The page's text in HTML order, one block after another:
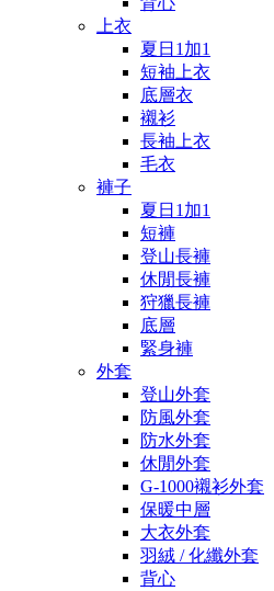
上衣
夏日1加1
短袖上衣
底層衣
襯衫
長袖上衣
毛衣
褲子
夏日1加1
短褲
登山長褲
休閒長褲
狩獵長褲
底層
緊身褲
外套
登山外套
防風外套
防水外套
休閒外套
G-1000襯衫外套
保暖中層
大衣外套
羽絨 / 化纖外套
背心